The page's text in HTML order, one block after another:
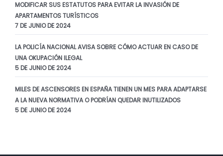
MODIFICAR SUS ESTATUTOS PARA EVITAR LA INVASIÓN DE
APARTAMENTOS TURÍSTICOS
7 DE JUNIO DE 2024
LA POLICÍA NACIONAL AVISA SOBRE CÓMO ACTUAR EN CASO DE
UNA OKUPACIÓN ILEGAL
5 DE JUNIO DE 2024
MILES DE ASCENSORES EN ESPAÑA TIENEN UN MES PARA ADAPTARSE
A LA NUEVA NORMATIVA O PODRÍAN QUEDAR INUTILIZADOS
5 DE JUNIO DE 2024